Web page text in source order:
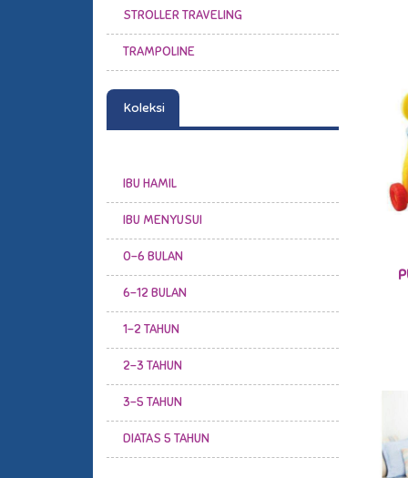
STROLLER TRAVELING
TRAMPOLINE
Koleksi
IBU HAMIL
IBU MENYUSUI
0-6 BULAN
6-12 BULAN
1-2 TAHUN
2-3 TAHUN
3-5 TAHUN
DIATAS 5 TAHUN